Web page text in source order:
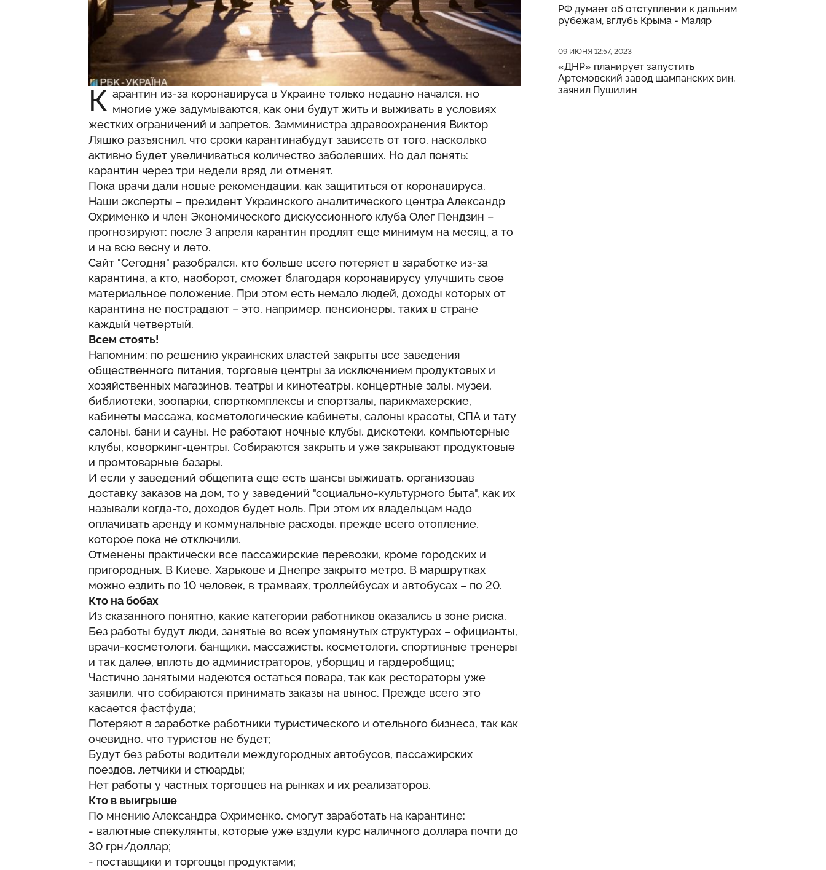
К арантин из-за коронавируса в Украине только недавно начался, но
многие уже задумываются, как они будут жить и выживать в условиях
жестких ограничений и запретов. Замминистра здравоохранения Виктор
Ляшко разъяснил, что сроки карантинабудут зависеть от того, насколько
активно будет увеличиваться количество заболевших. Но дал понять:
карантин через три недели вряд ли отменят.
Пока врачи дали новые рекомендации, как защититься от коронавируса.
Наши эксперты – президент Украинского аналитического центра Александр
Охрименко и член Экономического дискуссионного клуба Олег Пендзин –
прогнозируют: после 3 апреля карантин продлят еще минимум на месяц, а то
и на всю весну и лето.
Сайт "Сегодня" разобрался, кто больше всего потеряет в заработке из-за
карантина, а кто, наоборот, сможет благодаря коронавирусу улучшить свое
материальное положение. При этом есть немало людей, доходы которых от
карантина не пострадают – это, например, пенсионеры, таких в стране
каждый четвертый.
Всем стоять!
Напомним: по решению украинских властей закрыты все заведения
общественного питания, торговые центры за исключением продуктовых и
хозяйственных магазинов, театры и кинотеатры, концертные залы, музеи,
библиотеки, зоопарки, спорткомплексы и спортзалы, парикмахерские,
кабинеты массажа, косметологические кабинеты, салоны красоты, СПА и тату
салоны, бани и сауны. Не работают ночные клубы, дискотеки, компьютерные
клубы, коворкинг-центры. Собираются закрыть и уже закрывают продуктовые
и промтоварные базары.
И если у заведений общепита еще есть шансы выживать, организовав
доставку заказов на дом, то у заведений "социально-культурного быта", как их
называли когда-то, доходов будет ноль. При этом их владельцам надо
оплачивать аренду и коммунальные расходы, прежде всего отопление,
которое пока не отключили.
Отменены практически все пассажирские перевозки, кроме городских и
пригородных. В Киеве, Харькове и Днепре закрыто метро. В маршрутках
можно ездить по 10 человек, в трамваях, троллейбусах и автобусах – по 20.
Кто на бобах
Из сказанного понятно, какие категории работников оказались в зоне риска.
Без работы будут люди, занятые во всех упомянутых структурах – официанты,
врачи-косметологи, банщики, массажисты, косметологи, спортивные тренеры
и так далее, вплоть до администраторов, уборщиц и гардеробщиц;
Частично занятыми надеются остаться повара, так как рестораторы уже
заявили, что собираются принимать заказы на вынос. Прежде всего это
касается фастфуда;
Потеряют в заработке работники туристического и отельного бизнеса, так как
очевидно, что туристов не будет;
Будут без работы водители междугородных автобусов, пассажирских
поездов, летчики и стюарды;
Нет работы у частных торговцев на рынках и их реализаторов.
Кто в выигрыше
По мнению Александра Охрименко, смогут заработать на карантине:
- валютные спекулянты, которые уже вздули курс наличного доллара почти до
30 грн/доллар;
- поставщики и торговцы продуктами;
РФ думает об отступлении к дальним
рубежам, вглубь Крыма - Маляр
Дата публикации
09 ИЮНЯ 12:57, 2023
«ДНР» планирует запустить
Артемовский завод шампанских вин,
заявил Пушилин